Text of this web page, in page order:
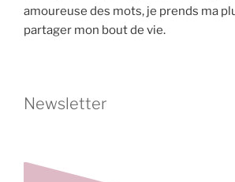
amoureuse des mots, je prends ma
partager mon bout de vie.
Newsletter